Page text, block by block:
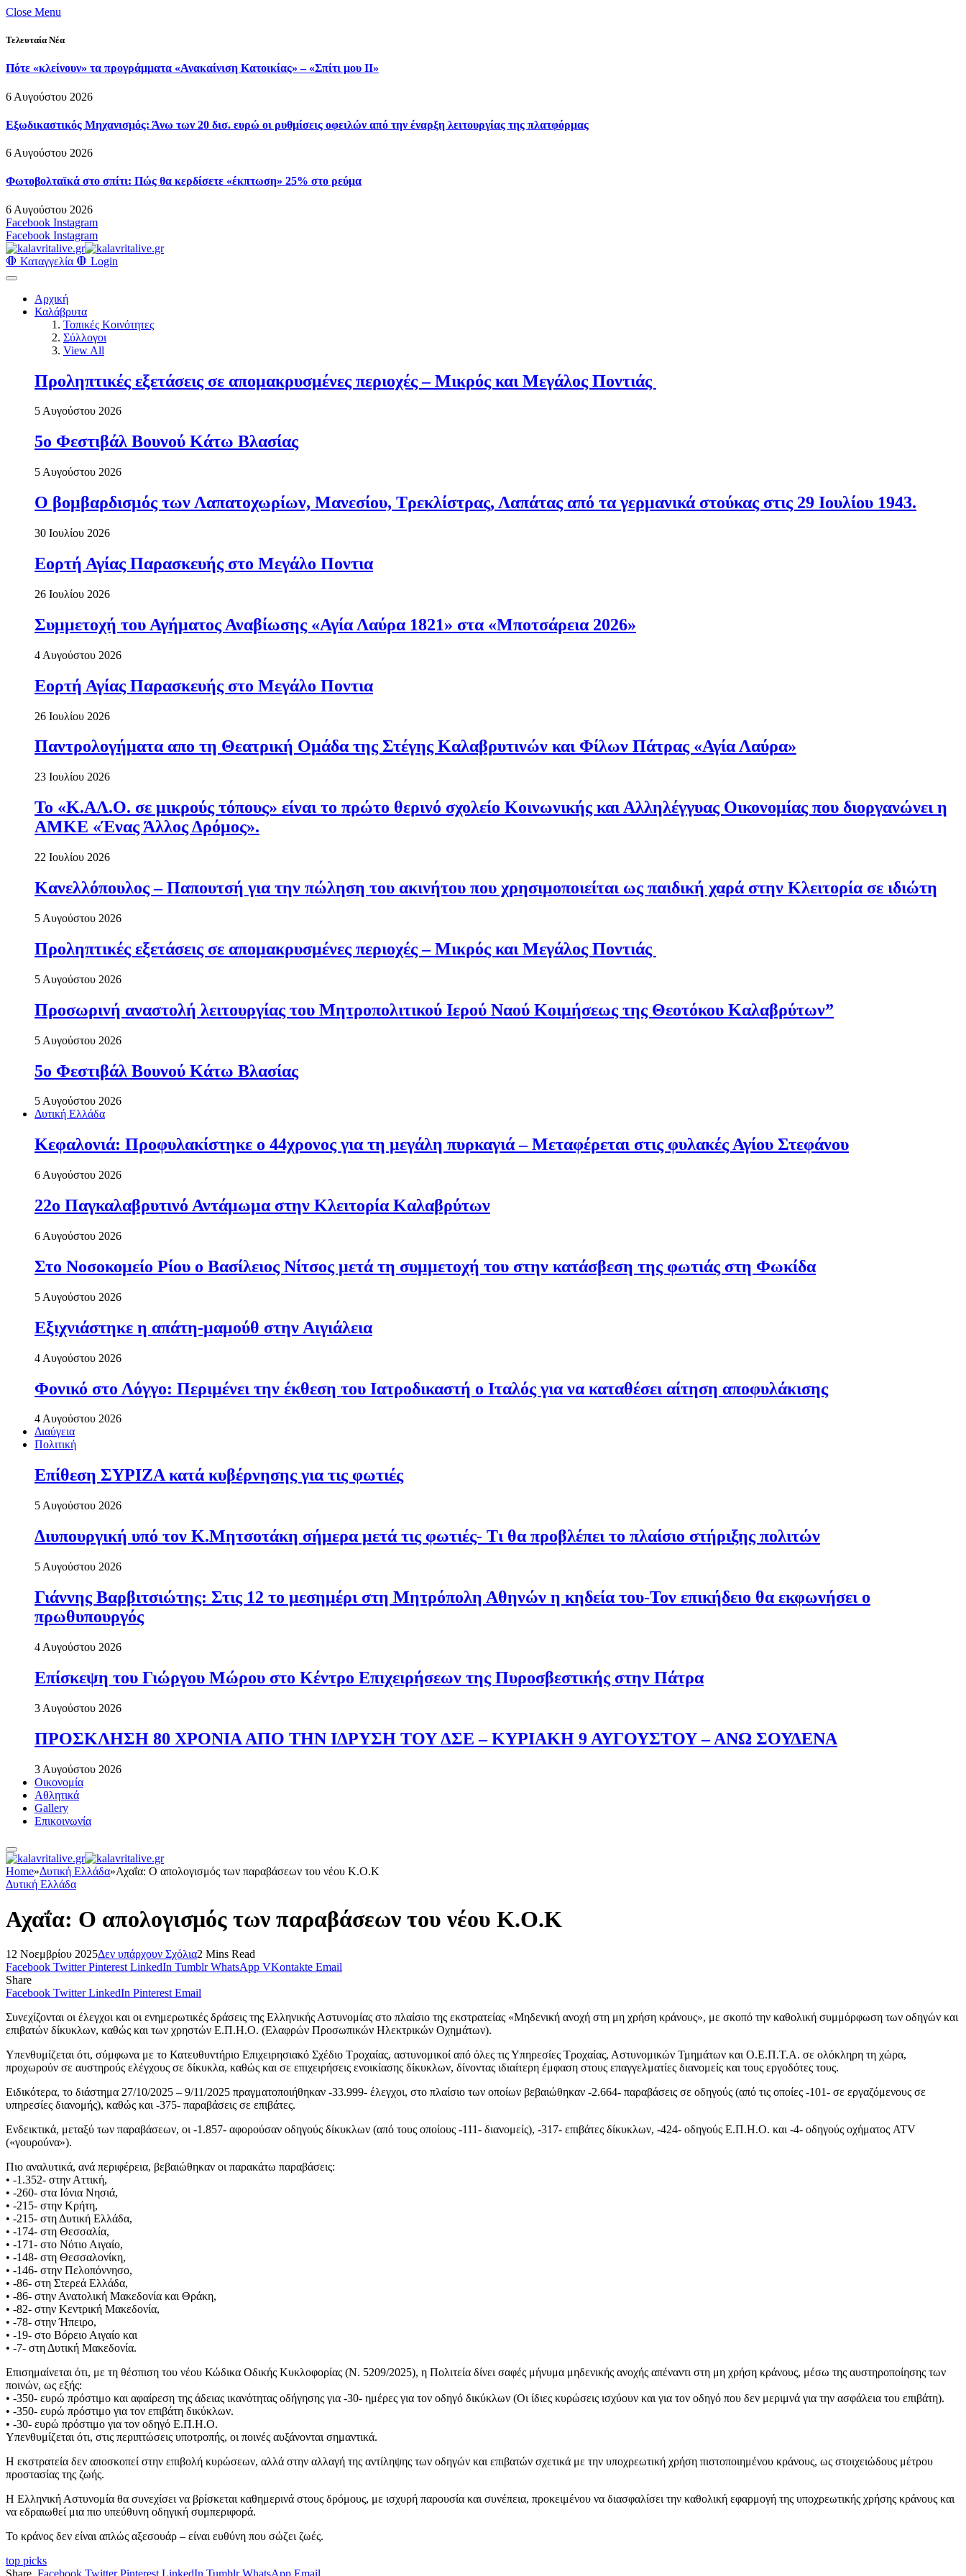
Close Menu
Τελευταία Νέα
Πότε «κλείνουν» τα προγράμματα «Ανακαίνιση Κατοικίας» – «Σπίτι μου ΙΙ»
6 Αυγούστου 2026
Εξωδικαστικός Μηχανισμός: Άνω των 20 δισ. ευρώ οι ρυθμίσεις οφειλών από την έναρξη λειτουργίας της πλατφόρμας
6 Αυγούστου 2026
Φωτοβολταϊκά στο σπίτι: Πώς θα κερδίσετε «έκπτωση» 25% στο ρεύμα
6 Αυγούστου 2026
Facebook Instagram
Facebook Instagram
🛑 Καταγγελία 🛑 Login
Αρχική
Καλάβρυτα
Τοπικές Κοινότητες
Σύλλογοι
View All
Προληπτικές εξετάσεις σε απομακρυσμένες περιοχές – Μικρός και Μεγάλος Ποντιάς
5 Αυγούστου 2026
5ο Φεστιβάλ Βουνού Κάτω Βλασίας
5 Αυγούστου 2026
Ο βομβαρδισμός των Λαπατοχωρίων, Μανεσίου, Τρεκλίστρας, Λαπάτας από τα γερμανικά στούκας στις 29 Ιουλίου 1943.
30 Ιουλίου 2026
Εορτή Αγίας Παρασκευής στο Μεγάλο Ποντια
26 Ιουλίου 2026
Συμμετοχή του Αγήματος Αναβίωσης «Αγία Λαύρα 1821» στα «Μποτσάρεια 2026»
4 Αυγούστου 2026
Εορτή Αγίας Παρασκευής στο Μεγάλο Ποντια
26 Ιουλίου 2026
Παντρολογήματα απο τη Θεατρική Ομάδα της Στέγης Καλαβρυτινών και Φίλων Πάτρας «Αγία Λαύρα»
23 Ιουλίου 2026
Το «Κ.ΑΛ.Ο. σε μικρούς τόπους» είναι το πρώτο θερινό σχολείο Κοινωνικής και Αλληλέγγυας Οικονομίας που διοργανώνει η
ΑΜΚΕ «Ένας Άλλος Δρόμος».
22 Ιουλίου 2026
Κανελλόπουλος – Παπουτσή για την πώληση του ακινήτου που χρησιμοποιείται ως παιδική χαρά στην Κλειτορία σε ιδιώτη
5 Αυγούστου 2026
Προληπτικές εξετάσεις σε απομακρυσμένες περιοχές – Μικρός και Μεγάλος Ποντιάς
5 Αυγούστου 2026
Προσωρινή αναστολή λειτουργίας του Μητροπολιτικού Ιερού Ναού Κοιμήσεως της Θεοτόκου Καλαβρύτων”
5 Αυγούστου 2026
5ο Φεστιβάλ Βουνού Κάτω Βλασίας
5 Αυγούστου 2026
Δυτική Ελλάδα
Κεφαλονιά: Προφυλακίστηκε ο 44χρονος για τη μεγάλη πυρκαγιά – Μεταφέρεται στις φυλακές Αγίου Στεφάνου
6 Αυγούστου 2026
22ο Παγκαλαβρυτινό Αντάμωμα στην Κλειτορία Καλαβρύτων
6 Αυγούστου 2026
Στο Νοσοκομείο Ρίου ο Βασίλειος Νίτσος μετά τη συμμετοχή του στην κατάσβεση της φωτιάς στη Φωκίδα
5 Αυγούστου 2026
Εξιχνιάστηκε η απάτη-μαμούθ στην Αιγιάλεια
4 Αυγούστου 2026
Φονικό στο Λόγγο: Περιµένει την έκθεση του Ιατροδικαστή ο Ιταλός για να καταθέσει αίτηση αποφυλάκισης
4 Αυγούστου 2026
Διαύγεια
Πολιτική
Επίθεση ΣΥΡΙΖΑ κατά κυβέρνησης για τις φωτιές
5 Αυγούστου 2026
Διυπουργική υπό τον Κ.Μητσοτάκη σήμερα μετά τις φωτιές- Τι θα προβλέπει το πλαίσιο στήριξης πολιτών
5 Αυγούστου 2026
Γιάννης Βαρβιτσιώτης: Στις 12 το μεσημέρι στη Μητρόπολη Αθηνών η κηδεία του-Τον επικήδειο θα εκφωνήσει ο
πρωθυπουργός
4 Αυγούστου 2026
Επίσκεψη του Γιώργου Μώρου στο Κέντρο Επιχειρήσεων της Πυροσβεστικής στην Πάτρα
3 Αυγούστου 2026
ΠΡΟΣΚΛΗΣΗ 80 ΧΡΟΝΙΑ ΑΠΟ ΤΗΝ ΙΔΡΥΣΗ ΤΟΥ ΔΣΕ – ΚΥΡΙΑΚΗ 9 ΑΥΓΟΥΣΤΟΥ – ΑΝΩ ΣΟΥΔΕΝΑ
3 Αυγούστου 2026
Οικονομία
Αθλητικά
Gallery
Επικοινωνία
Home»Δυτική Ελλάδα»Αχαΐα: Ο απολογισμός των παραβάσεων του νέου Κ.Ο.Κ
Δυτική Ελλάδα
Αχαΐα: Ο απολογισμός των παραβάσεων του νέου Κ.Ο.Κ
12 Νοεμβρίου 2025Δεν υπάρχουν Σχόλια2 Mins Read
Facebook Twitter Pinterest LinkedIn Tumblr WhatsApp VKontakte Email
Share
Facebook Twitter LinkedIn Pinterest Email
Συνεχίζονται οι έλεγχοι και οι ενημερωτικές δράσεις της Ελληνικής Αστυνομίας στο πλαίσιο της εκστρατείας «Μηδενική ανοχή στη μη χρήση κράνους», με σκοπό την καθολική συμμόρφωση των οδηγών και
επιβατών δίκυκλων, καθώς και των χρηστών Ε.Π.Η.Ο. (Ελαφρών Προσωπικών Ηλεκτρικών Οχημάτων).
Υπενθυμίζεται ότι, σύμφωνα με το Κατευθυντήριο Επιχειρησιακό Σχέδιο Τροχαίας, αστυνομικοί από όλες τις Υπηρεσίες Τροχαίας, Αστυνομικών Τμημάτων και Ο.Ε.Π.Τ.Α. σε ολόκληρη τη χώρα,
προχωρούν σε αυστηρούς ελέγχους σε δίκυκλα, καθώς και σε επιχειρήσεις ενοικίασης δίκυκλων, δίνοντας ιδιαίτερη έμφαση στους επαγγελματίες διανομείς και τους εργοδότες τους.
Ειδικότερα, το διάστημα 27/10/2025 – 9/11/2025 πραγματοποιήθηκαν -33.999- έλεγχοι, στο πλαίσιο των οποίων βεβαιώθηκαν -2.664- παραβάσεις σε οδηγούς (από τις οποίες -101- σε εργαζόμενους σε
υπηρεσίες διανομής), καθώς και -375- παραβάσεις σε επιβάτες.
Ενδεικτικά, μεταξύ των παραβάσεων, οι -1.857- αφορούσαν οδηγούς δίκυκλων (από τους οποίους -111- διανομείς), -317- επιβάτες δίκυκλων, -424- οδηγούς Ε.Π.Η.Ο. και -4- οδηγούς οχήματος ATV
(«γουρούνα»).
Πιο αναλυτικά, ανά περιφέρεια, βεβαιώθηκαν οι παρακάτω παραβάσεις:
• -1.352- στην Αττική,
• -260- στα Ιόνια Νησιά,
• -215- στην Κρήτη,
• -215- στη Δυτική Ελλάδα,
• -174- στη Θεσσαλία,
• -171- στο Νότιο Αιγαίο,
• -148- στη Θεσσαλονίκη,
• -146- στην Πελοπόννησο,
• -86- στη Στερεά Ελλάδα,
• -86- στην Ανατολική Μακεδονία και Θράκη,
• -82- στην Κεντρική Μακεδονία,
• -78- στην Ήπειρο,
• -19- στο Βόρειο Αιγαίο και
• -7- στη Δυτική Μακεδονία.
Επισημαίνεται ότι, με τη θέσπιση του νέου Κώδικα Οδικής Κυκλοφορίας (Ν. 5209/2025), η Πολιτεία δίνει σαφές μήνυμα μηδενικής ανοχής απέναντι στη μη χρήση κράνους, μέσω της αυστηροποίησης των
ποινών, ως εξής:
• -350- ευρώ πρόστιμο και αφαίρεση της άδειας ικανότητας οδήγησης για -30- ημέρες για τον οδηγό δικύκλων (Οι ίδιες κυρώσεις ισχύουν και για τον οδηγό που δεν μεριμνά για την ασφάλεια του επιβάτη).
• -350- ευρώ πρόστιμο για τον επιβάτη δικύκλων.
• -30- ευρώ πρόστιμο για τον οδηγό Ε.Π.Η.Ο.
Υπενθυμίζεται ότι, στις περιπτώσεις υποτροπής, οι ποινές αυξάνονται σημαντικά.
Η εκστρατεία δεν αποσκοπεί στην επιβολή κυρώσεων, αλλά στην αλλαγή της αντίληψης των οδηγών και επιβατών σχετικά με την υποχρεωτική χρήση πιστοποιημένου κράνους, ως στοιχειώδους μέτρου
προστασίας της ζωής.
Η Ελληνική Αστυνομία θα συνεχίσει να βρίσκεται καθημερινά στους δρόμους, με ισχυρή παρουσία και συνέπεια, προκειμένου να διασφαλίσει την καθολική εφαρμογή της υποχρεωτικής χρήσης κράνους και
να εδραιωθεί μια πιο υπεύθυνη οδηγική συμπεριφορά.
Το κράνος δεν είναι απλώς αξεσουάρ – είναι ευθύνη που σώζει ζωές.
top picks